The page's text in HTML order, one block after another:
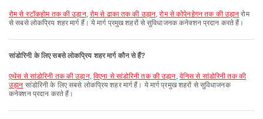
रोम से स्टॉकहोम तक की उड़ान, रोम से ढाका तक की उड़ान,रोम से कोपेनहेगन तक की उड़ान रोम
से सबसे लोकप्रिय शहर मार्ग हैं। ये मार्ग प्रमुख शहरों से सुविधाजनक कनेक्शन प्रदान करते हैं।
सांडोरिनी के लिए सबसे लोकप्रिय शहर मार्ग कौन से हैं?
एथेंस से सांडोरिनी तक की उड़ान, विएना से सांडोरिनी तक की उड़ान, वेनिस से सांडोरिनी तक की
उड़ान सांडोरिनी के लिए सबसे लोकप्रिय शहर मार्ग हैं। ये मार्ग प्रमुख शहरों से सुविधाजनक
कनेक्शन प्रदान करते हैं।